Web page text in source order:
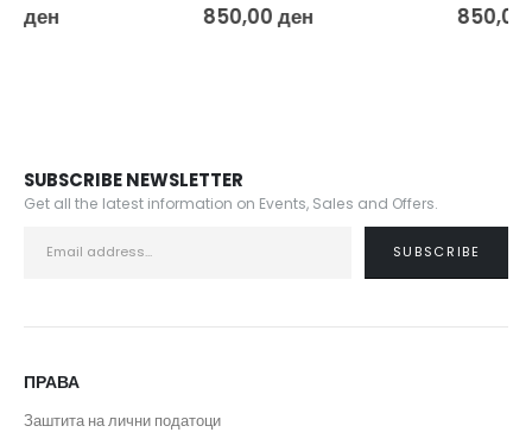
850,00 850,00
SUBSCRIBE NEWSLETTER
Get all the latest information on Events, Sales and Offers.
ПРАВА
Заштита на лични податоци